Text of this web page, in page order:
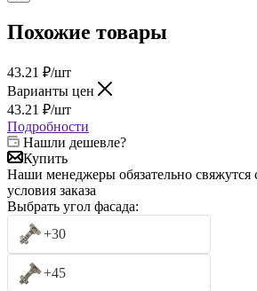
Похожие товары
43.21 ₽/шт
Варианты цен
43.21 ₽/шт
Подробности
Нашли дешевле?
Купить
Наши менеджеры обязательно свяжутся
условия заказа
Выбрать угол фасада:
+30
+45